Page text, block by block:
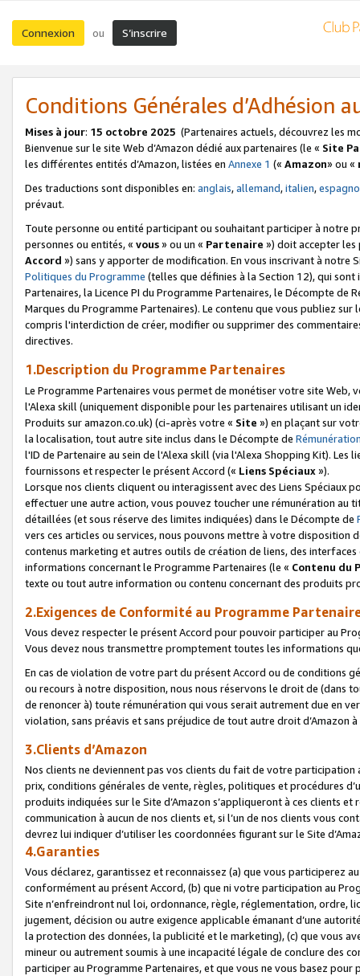
Connexion ou S’inscrire
Conditions Générales d’Adhésion
Mises à jour: 15 octobre 2025 (Partenaires actuels, découvrez les
Bienvenue sur le site Web d’Amazon dédié aux partenaires (le « Site
les différentes entités d’Amazon, listées en Annexe 1 (« Amazon» ou «
Des traductions sont disponibles en: anglais,allemand,italien,
prévaut.
Toute personne ou entité participant ou souhaitant participer à notre
personnes ou entités, « vous» ou un « Partenaire ») doit accepter les
Accord ») sans y apporter de modification. En vous inscrivant à notre
Politiques du Programme (telles que définies à la Section 12), qui
Partenaires, la Licence PI du Programme Partenaires, le Décompte de
Marques du Programme Partenaires). Le contenu que vous publiez
compris l'interdiction de créer, modifier ou supprimer des
directives.
1.Description du Programme Partenaires
Le Programme Partenaires vous permet de monétiser votre site Web,
l'Alexa skill (uniquement disponible pour les partenaires utilisant un
Produits sur amazon.co.uk) (ci-après votre « Site ») en plaçant sur
la localisation, tout autre site inclus dans le Décompte de
l'ID de Partenaire au sein de l'Alexa skill (via l'Alexa Shopping Kit).
fournissons et respecter le présent Accord (« Liens Spéciaux»).
Lorsque nos clients cliquent ou interagissent avec des Liens Spéciaux
effectuer une autre action, vous pouvez toucher une rémunération
détaillées (et sous réserve des limites indiquées) dans le Décompte de
vers ces articles ou services, nous pouvons mettre à votre disposition
contenus marketing et autres outils de création de liens, des
informations concernant le Programme Partenaires (le « Contenu du
texte ou tout autre information ou contenu concernant des produits
2.Exigences de Conformité au Programme
Vous devez respecter le présent Accord pour pouvoir participer au
Vous devez nous transmettre promptement toutes les informations
En cas de violation de votre part du présent Accord ou de conditions
ou recours à notre disposition, nous nous réservons le droit de (dans
de renoncer à) toute rémunération qui vous serait autrement due en
violation, sans préavis et sans préjudice de tout autre droit
3.Clients d’Amazon
Nos clients ne deviennent pas vos clients du fait de votre
prix, conditions générales de vente, règles, politiques et procédures
produits indiquées sur le Site d’Amazon s’appliqueront à ces clients
communication à aucun de nos clients et, si l’un de nos clients vous
devrez lui indiquer d’utiliser les coordonnées figurant sur le Site
4.Garanties
Vous déclarez, garantissez et reconnaissez (a) que vous participerez
conformément au présent Accord, (b) que ni votre participation au
Site n’enfreindront nul loi, ordonnance, règle, réglementation, ordre,
jugement, décision ou autre exigence applicable émanant d’une
la protection des données, la publicité et le marketing), (c) que vous
mineur ou autrement soumis à une incapacité légale de conclure des
participer au Programme Partenaires, et que vous ne vous basez